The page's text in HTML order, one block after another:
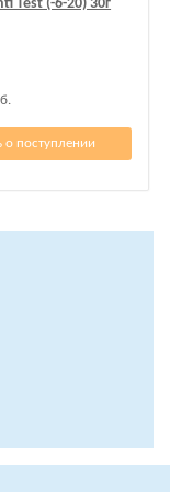
Test (-6-20) 30г
поступлении